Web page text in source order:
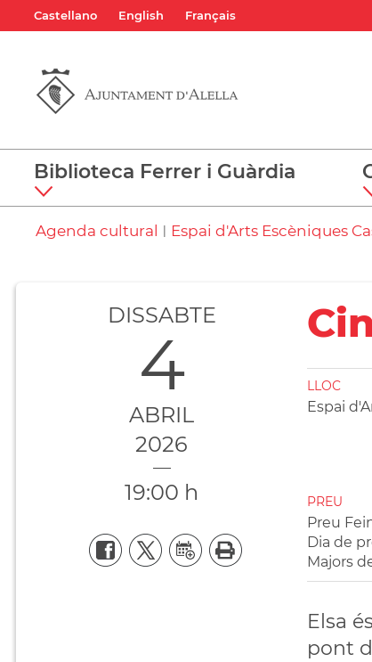
Castellano English Français
Biblioteca Ferrer i Guàrdia
Agenda cultural | Espai d'Arts Escèniques
DISSABTE
4
ABRIL
2026
19:00 h
LLOC
Espai
PREU
Preu
Dia de
Majors
Elsa
pont